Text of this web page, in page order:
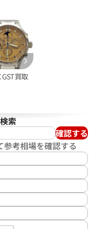
ポートフィノ 2009-001
買取価格
年11月9日時点の参考
GST 買取
索
確認する
参考相場を確認する